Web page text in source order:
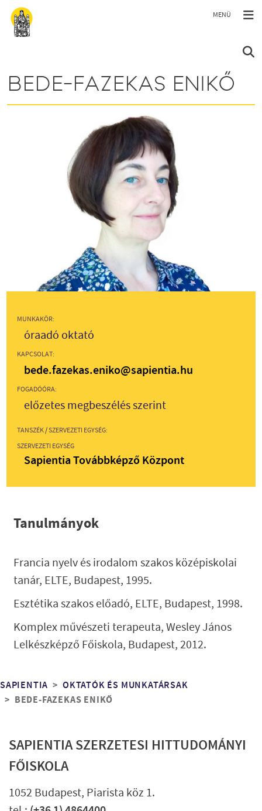
Ugrás a tartalomra
BEDE-FAZEKAS ENIKŐ
MUNKAKÖR:
óraadó oktató
KAPCSOLAT:
bede.fazekas.eniko@sapientia.hu
FOGADÓÓRA:
előzetes megbeszélés szerint
TANSZÉK / SZERVEZETI EGYSÉG:
SZERVEZETI EGYSÉG
Sapientia Továbbképző Központ
Tanulmányok
Francia nyelv és irodalom szakos középiskolai
tanár, ELTE, Budapest, 1995.
Esztétika szakos előadó, ELTE, Budapest, 1998.
Komplex művészeti terapeuta, Wesley János
Lelkészképző Főiskola, Budapest, 2012.
Morzsa
SAPIENTIA OKTATÓK ÉS MUNKATÁRSAK
BEDE-FAZEKAS ENIKŐ
SAPIENTIA SZERZETESI HITTUDOMÁNYI
FŐISKOLA
1052 Budapest, Piarista köz 1.